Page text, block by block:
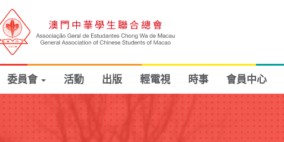
委員會 活動 出版 輕電視 時事 會員中心